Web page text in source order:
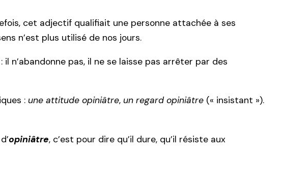
cet adjectif qualifiait une personne attachée à ses
n’est plus utilisé de nos jours.
n’abandonne pas, il ne se laisse pas arrêter par des
: une attitude opiniâtre, un regard opiniâtre (« insistant »).
opiniâtre, c’est pour dire qu’il dure, qu’il résiste aux